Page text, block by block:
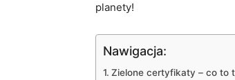
planety!
Nawigacja:
Zielone certyfikaty – co to